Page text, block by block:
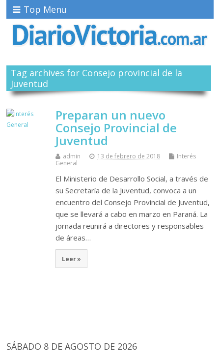
Top Menu
Tag archives for Consejo provincial de la
Juventud
Preparan un nuevo
Consejo Provincial de
Juventud
admin 13 de febrero de 2018
Interés
General
El Ministerio de Desarrollo Social, a través de
su Secretaría de la Juventud, convoca a un
encuentro del Consejo Provincial de Juventud,
que se llevará a cabo en marzo en Paraná. La
jornada reunirá a directores y responsables
de áreas…
Leer »
SÁBADO 8 DE AGOSTO DE 2026